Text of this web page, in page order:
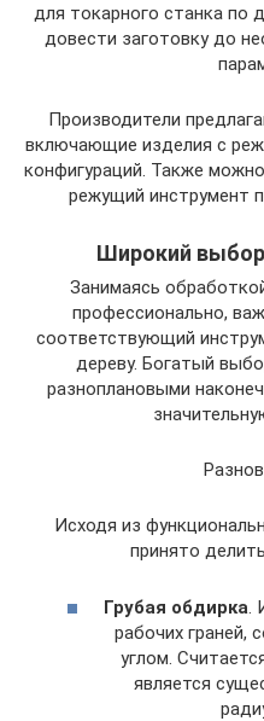
для токарного станка по
довести заготовку до
Производители
включающие изделия с
конфигураций. Также
режущий инструмент
Широкий
Занимаясь
профессионально,
соответствующий
дереву. Богатый
разноплановыми
Исходя из
принято
Грубая обдирка
рабочих граней,
углом.
является